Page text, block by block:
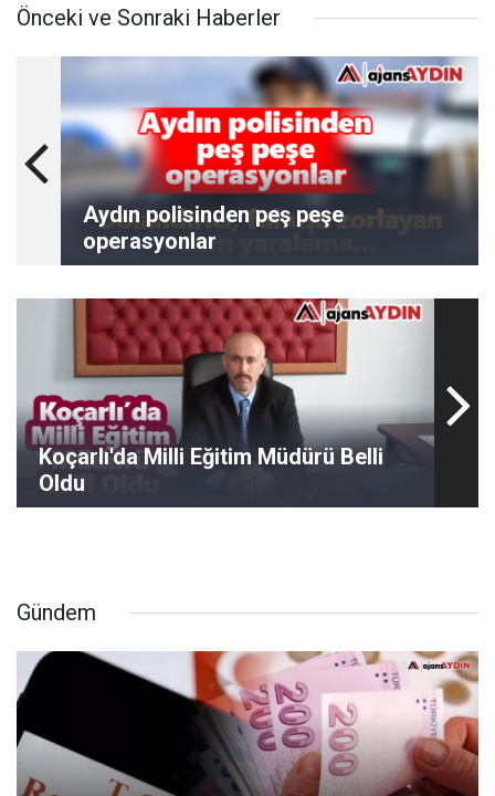
Önceki ve Sonraki Haberler
Aydın polisinden peş peşe
operasyonlar
Koçarlı'da Milli Eğitim Müdürü Belli
Oldu
Gündem